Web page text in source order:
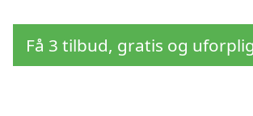
Få 3 tilbud, gratis og